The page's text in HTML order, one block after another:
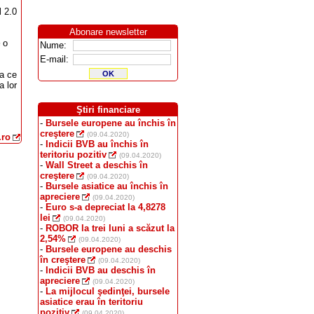
2.0
o
ce
lor
Abonare newsletter
Nume:
E-mail:
Ştiri financiare
- Bursele europene au închis în
creştere
(09.04.2020)
- Indicii BVB au închis în
teritoriu pozitiv
(09.04.2020)
- Wall Street a deschis în
creştere
(09.04.2020)
- Bursele asiatice au închis în
apreciere
(09.04.2020)
- Euro s-a depreciat la 4,8278
lei
(09.04.2020)
- ROBOR la trei luni a scăzut la
2,54%
(09.04.2020)
- Bursele europene au deschis
în creştere
(09.04.2020)
- Indicii BVB au deschis în
apreciere
(09.04.2020)
- La mijlocul şedinţei, bursele
asiatice erau în teritoriu